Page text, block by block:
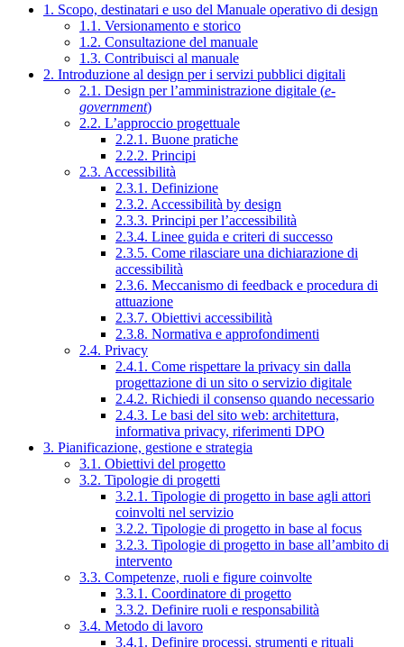
1. Scopo, destinatari e uso del Manuale operativo di design
1.1. Versionamento e storico
1.2. Consultazione del manuale
1.3. Contribuisci al manuale
2. Introduzione al design per i servizi pubblici digitali
2.1. Design per l’amministrazione digitale (e-
government)
2.2. L’approccio progettuale
2.2.1. Buone pratiche
2.2.2. Principi
2.3. Accessibilità
2.3.1. Definizione
2.3.2. Accessibilità by design
2.3.3. Principi per l’accessibilità
2.3.4. Linee guida e criteri di successo
2.3.5. Come rilasciare una dichiarazione di
accessibilità
2.3.6. Meccanismo di feedback e procedura di
attuazione
2.3.7. Obiettivi accessibilità
2.3.8. Normativa e approfondimenti
2.4. Privacy
2.4.1. Come rispettare la privacy sin dalla
progettazione di un sito o servizio digitale
2.4.2. Richiedi il consenso quando necessario
2.4.3. Le basi del sito web: architettura,
informativa privacy, riferimenti DPO
3. Pianificazione, gestione e strategia
3.1. Obiettivi del progetto
3.2. Tipologie di progetti
3.2.1. Tipologie di progetto in base agli attori
coinvolti nel servizio
3.2.2. Tipologie di progetto in base al focus
3.2.3. Tipologie di progetto in base all’ambito di
intervento
3.3. Competenze, ruoli e figure coinvolte
3.3.1. Coordinatore di progetto
3.3.2. Definire ruoli e responsabilità
3.4. Metodo di lavoro
3.4.1. Definire processi, strumenti e rituali